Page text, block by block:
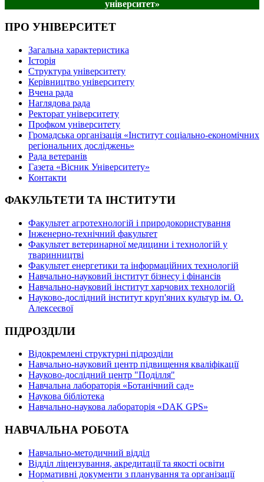
університет»
ПРО УНІВЕРСИТЕТ
Загальна характеристика
Історія
Структура університету
Керівництво університету
Вчена рада
Наглядова рада
Ректорат університету
Профком університету
Громадська організація «Інститут соціально-економічних
регіональних досліджень»
Рада ветеранів
Газета «Вісник Університету»
Контакти
ФАКУЛЬТЕТИ ТА ІНСТИТУТИ
Факультет агротехнологій і природокористування
Інженерно-технічний факультет
Факультет ветеринарної медицини і технологій у
тваринництві
Факультет енергетики та інформаційних технологій
Навчально-науковий інститут бізнесу і фінансів
Навчально-науковий інститут харчових технологій
Науково-дослідний інститут круп'яних культур ім. О.
Алексеєвої
ПІДРОЗДІЛИ
Відокремлені структурні підрозділи
Навчально-науковий центр підвищення кваліфікації
Науково-дослідний центр "Поділля"
Навчальна лабораторія «Ботанічний сад»
Наукова бібліотека
Навчально-наукова лабораторія «DAK GPS»
НАВЧАЛЬНА РОБОТА
Навчально-методичний відділ
Відділ ліцензування, акредитації та якості освіти
Нормативні документи з планування та організації